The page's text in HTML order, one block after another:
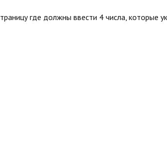
где должны ввести 4 числа, которые